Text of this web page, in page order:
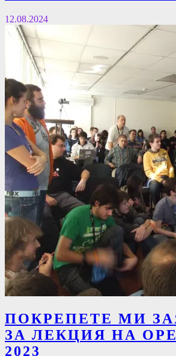
12.08.2024
ПОКРЕПЕТЕ МИ
ЗА ЛЕКЦИЯ НА
2023